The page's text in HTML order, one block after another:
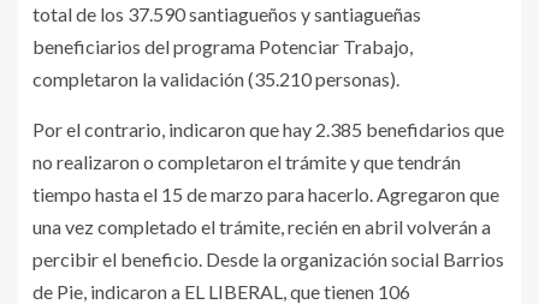
total de los 37.590 santiagueños y santiagueñas
beneficiarios del programa Potenciar Trabajo,
completaron la validación (35.210 personas).
Por el contrario, indicaron que hay 2.385 benefidarios que
no realizaron o completaron el trámite y que tendrán
tiempo hasta el 15 de marzo para hacerlo. Agregaron que
una vez completado el trámite, recién en abril volverán a
percibir el beneficio. Desde la organización social Barrios
de Pie, indicaron a EL LIBERAL, que tienen 106